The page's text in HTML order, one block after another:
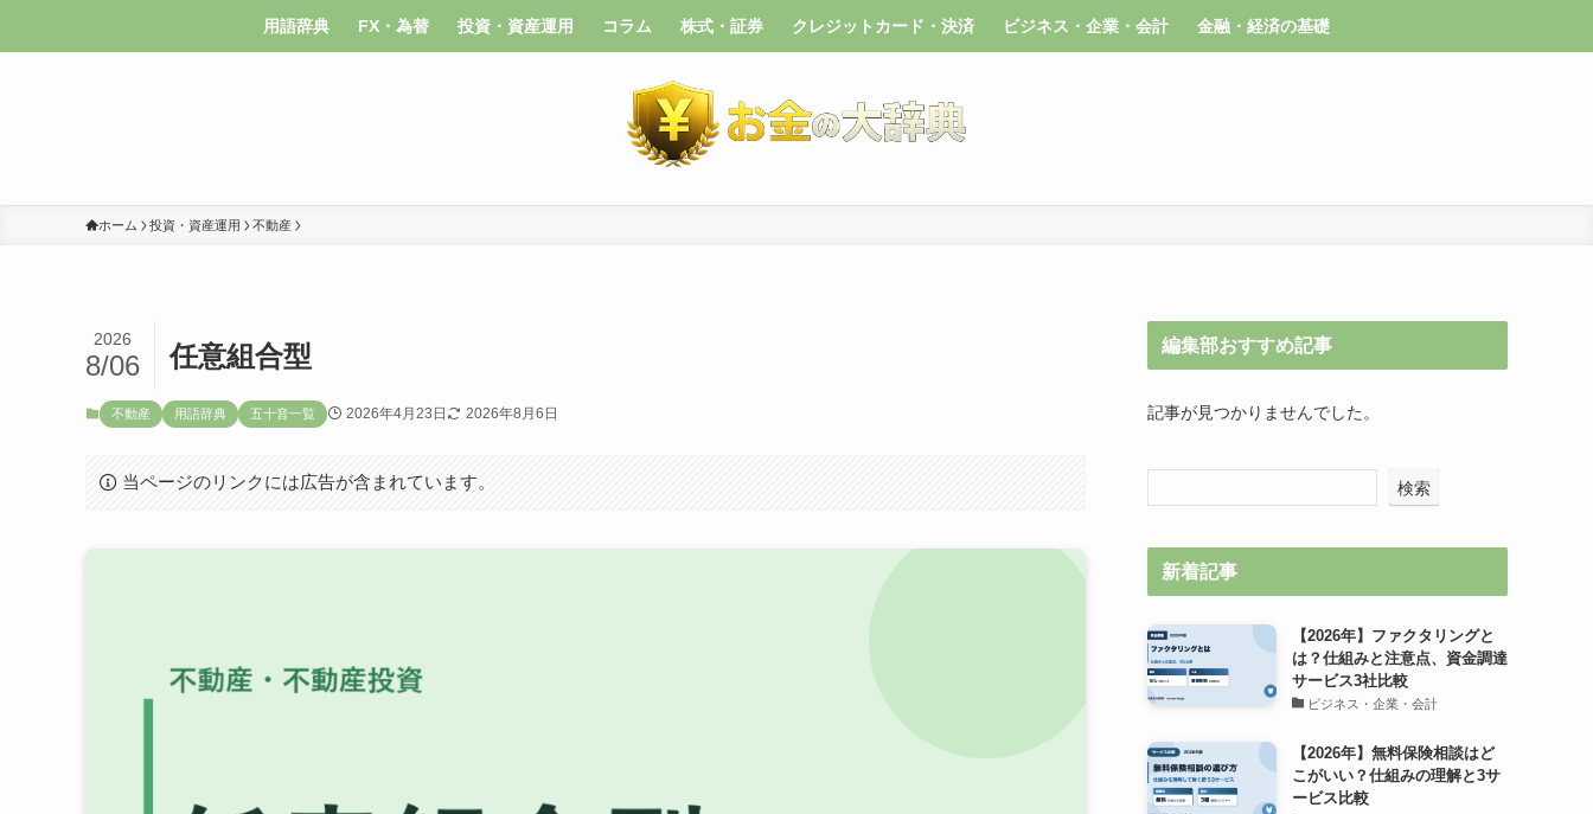
用語辞典 FX・為替 投資・資産運用 コラム 株式・証券 クレジットカード・決済 ビジネス・企業・会計 金融・経済の基礎
ホーム 投資・資産運用 不動産
任意組合型
2026
8/06
不動産 用語辞典 五十音一覧 2026年4月23日 2026年8月6日
当ページのリンクには広告が含まれています。
編集部おすすめ記事
記事が見つかりませんでした。
検索
新着記事
【2026年】ファクタリングと
は？仕組みと注意点、資金調達
サービス3社比較
ビジネス・企業・会計
【2026年】無料保険相談はど
こがいい？仕組みの理解と3サ
ービス比較